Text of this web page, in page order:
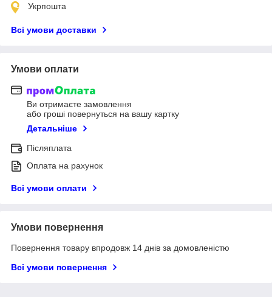
Укрпошта
Всі умови доставки
Умови оплати
Ви отримаєте замовлення
або гроші повернуться на вашу картку
Детальніше
Післяплата
Оплата на рахунок
Всі умови оплати
Умови повернення
Повернення товару впродовж 14 днів за домовленістю
Всі умови повернення